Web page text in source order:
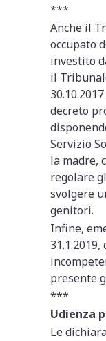
***
Anche il
occupato
investito
il
decreto
Servizio
la madre,
regolare
svolgere
genitori.
Infine,
presente
***
Udienza
Le